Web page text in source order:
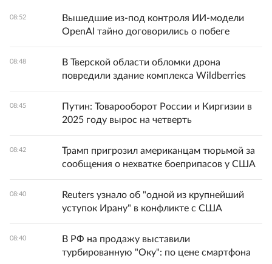
08:52
Вышедшие из-под контроля ИИ-модели
OpenAI тайно договорились о побеге
08:48
В Тверской области обломки дрона
повредили здание комплекса Wildberries
08:45
Путин: Товарооборот России и Киргизии в
2025 году вырос на четверть
08:42
Трамп пригрозил американцам тюрьмой за
сообщения о нехватке боеприпасов у США
08:40
Reuters узнало об "одной из крупнейший
уступок Ирану" в конфликте с США
08:40
В РФ на продажу выставили
турбированную "Оку": по цене смартфона